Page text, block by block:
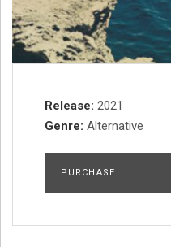
Record Details
Release 2021
Genre Alternative
PURCHASE